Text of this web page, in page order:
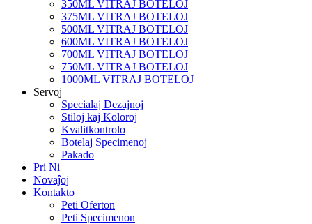
350ML VITRAJ BOTELOJ
375ML VITRAJ BOTELOJ
500ML VITRAJ BOTELOJ
600ML VITRAJ BOTELOJ
700ML VITRAJ BOTELOJ
750ML VITRAJ BOTELOJ
1000ML VITRAJ BOTELOJ
Servoj
Specialaj Dezajnoj
Stiloj kaj Koloroj
Kvalitkontrolo
Botelaj Specimenoj
Pakado
Pri Ni
Novaĵoj
Kontakto
Peti Oferton
Peti Specimenon